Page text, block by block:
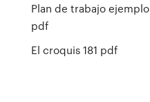
Plan de trabajo ejemplo
pdf
El croquis 181 pdf